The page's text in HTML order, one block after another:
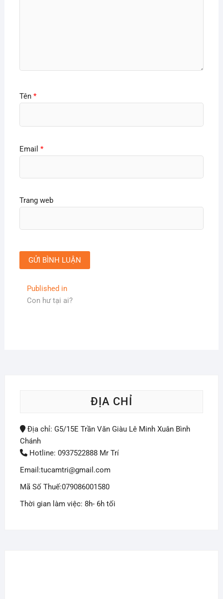
Tên *
Email *
Trang web
Điều
hướng
Published in
Con hư tại ai?
ĐỊA CHỈ
Địa chỉ: G5/15E Trần Văn Giàu Lê Minh Xuân Bình
Chánh
Hotline: 0937522888 Mr Trí
Email:tucamtri@gmail.com
Mã Số Thuế:079086001580
Thời gian làm việc: 8h- 6h tối